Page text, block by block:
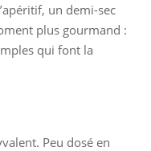
un demi-sec
plus gourmand :
qui font la
Peu dosé en